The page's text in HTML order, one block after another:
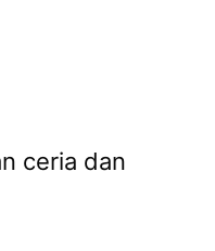
ceria dan